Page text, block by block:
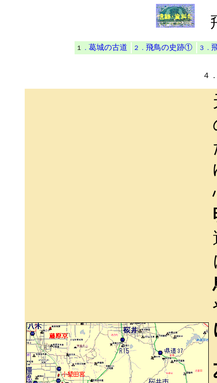
１ ． 葛城の古道 ２． 飛鳥の史跡① ３．
４